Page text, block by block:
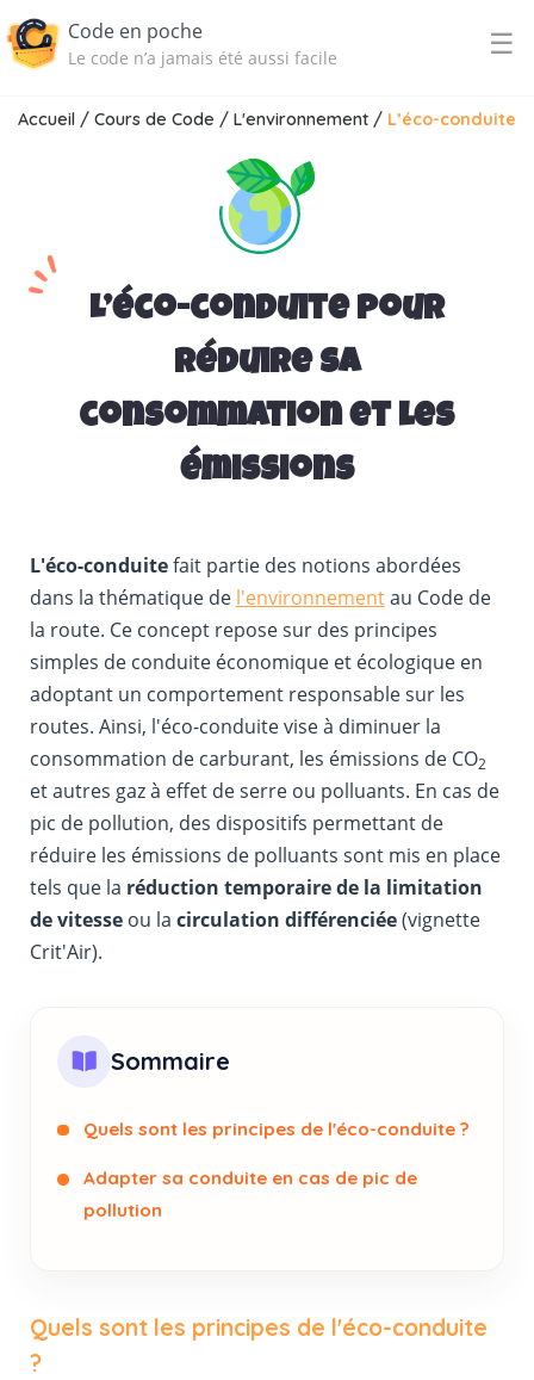
Code en poche
Le code n’a jamais été aussi facile ☰
Accueil / Cours de Code / L'environnement / L’éco-conduite
L’éco-conduite pour
réduire sa
consommation et les
émissions
L'éco-conduitefait partie des notions abordées
dans la thématique de l'environnementau Code de
la route. Ce concept repose sur des principes
simples de conduite économique et écologique en
adoptant un comportement responsable sur les
routes. Ainsi, l'éco-conduite vise à diminuer la
consommation de carburant, les émissions de CO2
et autres gaz à effet de serre ou polluants. En cas de
pic de pollution, des dispositifs permettant de
réduire les émissions de polluants sont mis en place
tels que la réduction temporaire de la limitation
de vitesseou la circulation différenciée(vignette
Crit'Air).
Sommaire
Quels sont les principes de l'éco-conduite ?
Adapter sa conduite en cas de pic de
pollution
Quels sont les principes de l'éco-conduite
?